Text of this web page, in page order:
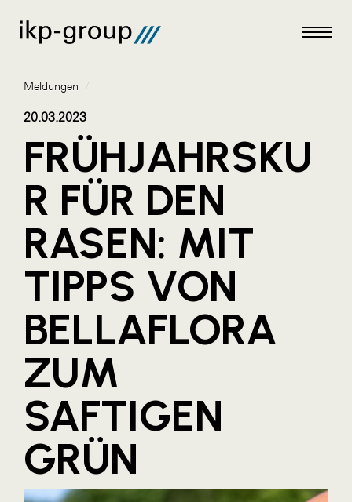
Meldungen
AKTUELLES
ACO
ALEX Krems
Amazon Web Services
Artweger
AustroCel Hallein
Blaguss
Bundesverband Sonnenschutztechnik
Cineplexx
Colmobil Austria
Meldungen /
20.03.2023
FRÜHJAHRSKU
R FÜR DEN
RASEN: MIT
TIPPS VON
BELLAFLORA
ZUM
SAFTIGEN
GRÜN